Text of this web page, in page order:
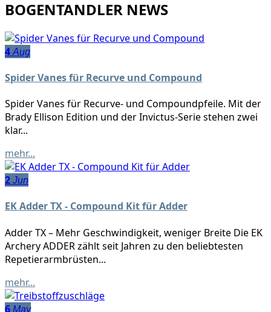
BOGENTANDLER NEWS
4 Aug
Spider Vanes für Recurve und Compound
Spider Vanes für Recurve- und Compoundpfeile. Mit der
Brady Ellison Edition und der Invictus-Serie stehen zwei
klar...
mehr...
2 Jun
EK Adder TX - Compound Kit für Adder
Adder TX – Mehr Geschwindigkeit, weniger Breite Die EK
Archery ADDER zählt seit Jahren zu den beliebtesten
Repetierarmbrüsten...
mehr...
6 May